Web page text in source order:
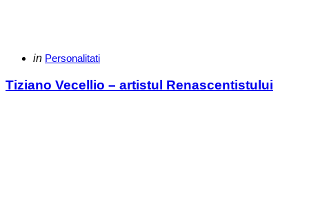
Categories
Posted
in Personalitati
Tiziano Vecellio – artistul Renascentistului